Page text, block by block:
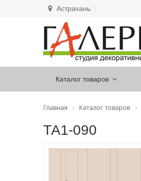
Астрахань
Каталог товаров
Главная Каталог товаров
ТА1-090